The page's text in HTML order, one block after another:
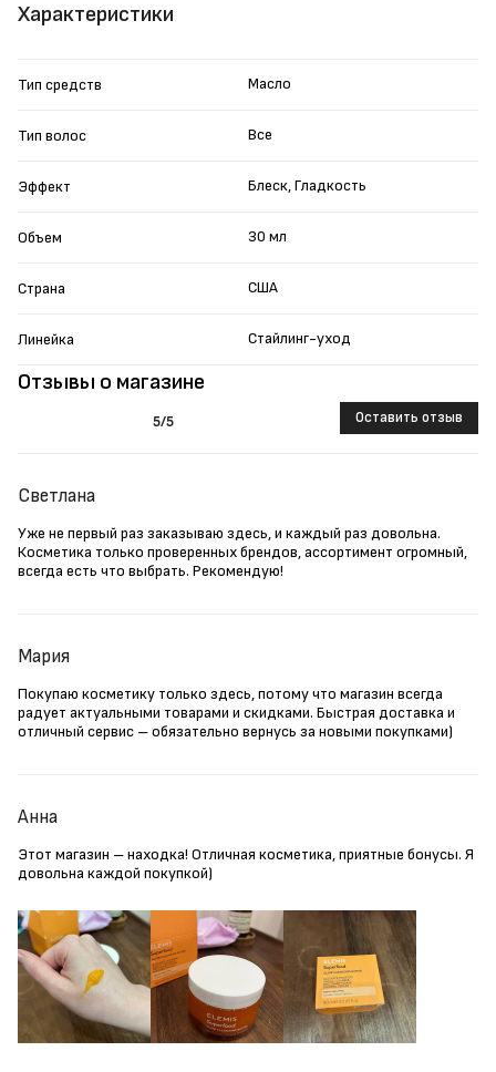
Отзывы о магазине
5/5 Оставить отзыв
Светлана
Уже не первый раз заказываю здесь, и каждый раз довольна.
Косметика только проверенных брендов, ассортимент огромный,
всегда есть что выбрать. Рекомендую!
Мария
Покупаю косметику только здесь, потому что магазин всегда
радует актуальными товарами и скидками. Быстрая доставка и
отличный сервис – обязательно вернусь за новыми покупками)
Анна
Этот магазин – находка! Отличная косметика, приятные бонусы. Я
довольна каждой покупкой)
Характеристики
Тип средств Масло
Тип волос Все
Эффект Блеск, Гладкость
Объем 30 мл
Страна США
Линейка Стайлинг-уход